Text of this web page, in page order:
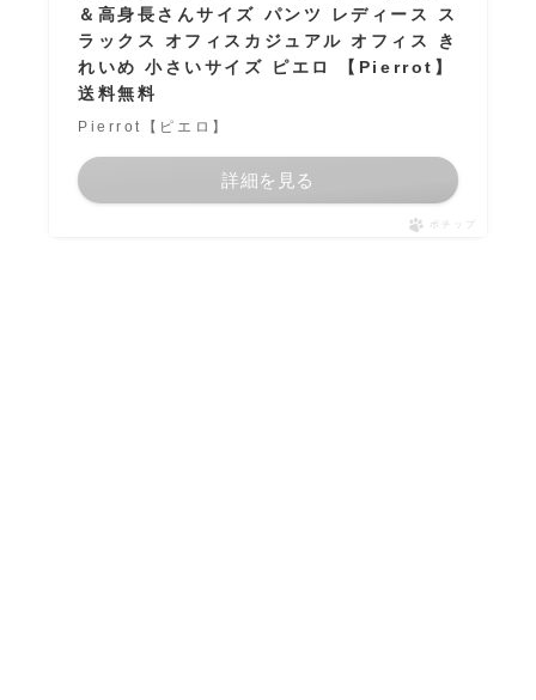
＆高身長さんサイズ パンツ レディース ス
ラックス オフィスカジュアル オフィス き
れいめ 小さいサイズ ピエロ 【Pierrot】
送料無料
Pierrot【ピエロ】
詳細を見る
ポチップ